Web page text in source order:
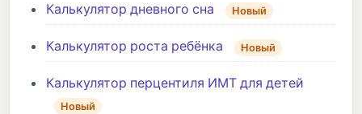
Калькулятор дневного сна Новый
Калькулятор роста ребёнка Новый
Калькулятор перцентиля ИМТ для детей
Новый